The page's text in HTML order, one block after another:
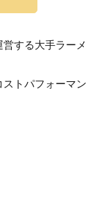
営する大手ラーメ
トパフォーマン